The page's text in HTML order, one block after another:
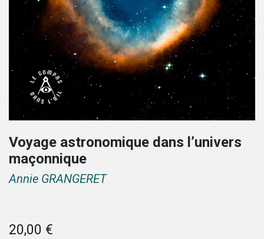
Voyage astronomique dans l’univers
maçonnique
Annie GRANGERET
20,00 €